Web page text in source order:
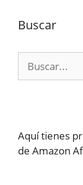
Buscar
Aquí tienes
de Amazon